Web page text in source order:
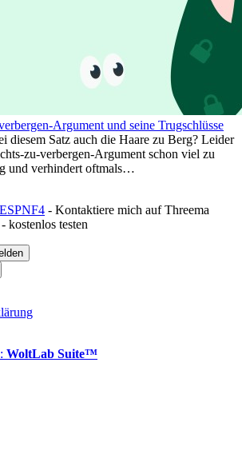
Argument und seine Trugschlüsse
diesem Satz auch die Haare zu Berg? Leider
zu-verbergen-Argument schon viel zu
und verhindert oftmals…
- Kontaktiere mich auf Threema
- kostenlos testen
WoltLab Suite™